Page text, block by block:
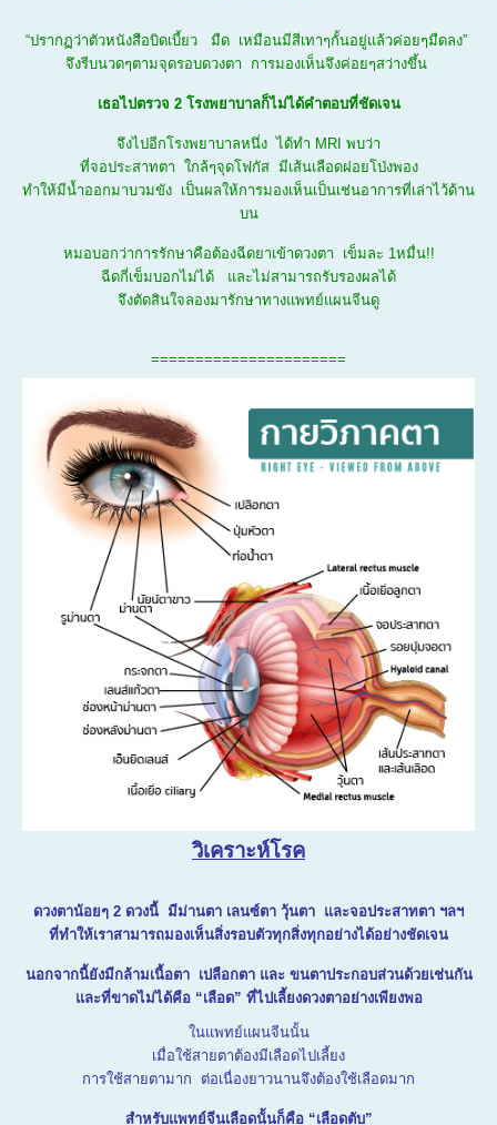
“ปรากฏว่าตัวหนังสือบิดเบี้ยว มืด เหมือนมีสีเทาๆกั้นอยู่แล้วค่อยๆมืดลง”
จึงรีบนวดๆตามจุดรอบดวงตา การมองเห็นจึงค่อยๆสว่างขึ้น
เธอไปตรวจ 2 โรงพยาบาลก็ไม่ได้คำตอบที่ชัดเจน
จึงไปอีกโรงพยาบาลหนึ่ง ได้ทำ MRI พบว่า
ที่จอประสาทตา ใกล้ๆจุดโฟกัส มีเส้นเลือดฝอยโป่งพอง
ทำให้มีน้ำออกมาบวมขัง เป็นผลให้การมองเห็นเป็นเช่นอาการที่เล่าไว้ด้าน
บน
หมอบอกว่าการรักษาคือต้องฉีดยาเข้าดวงตา เข็มละ 1หมื่น!!
ฉีดกี่เข็มบอกไม่ได้ และไม่สามารถรับรองผลได้
จึงตัดสินใจลองมารักษาทางแพทย์แผนจีนดู
======================
วิเคราะห์โรค
ดวงตาน้อยๆ 2 ดวงนี้ มีม่านตา เลนซ์ตา วุ้นตา และจอประสาทตา ฯลฯ
ที่ทำให้เราสามารถมองเห็นสิ่งรอบตัวทุกสิ่งทุกอย่างได้อย่างชัดเจน
นอกจากนี้ยังมีกล้ามเนื้อตา เปลือกตา และ ขนตาประกอบส่วนด้วยเช่นกัน
และที่ขาดไม่ได้คือ “เลือด” ที่ไปเลี้ยงดวงตาอย่างเพียงพอ
ในแพทย์แผนจีนนั้น
เมื่อใช้สายตาต้องมีเลือดไปเลี้ยง
การใช้สายตามาก ต่อเนื่องยาวนานจึงต้องใช้เลือดมาก
สำหรับแพทย์จีนเลือดนั้นก็คือ “เลือดตับ”